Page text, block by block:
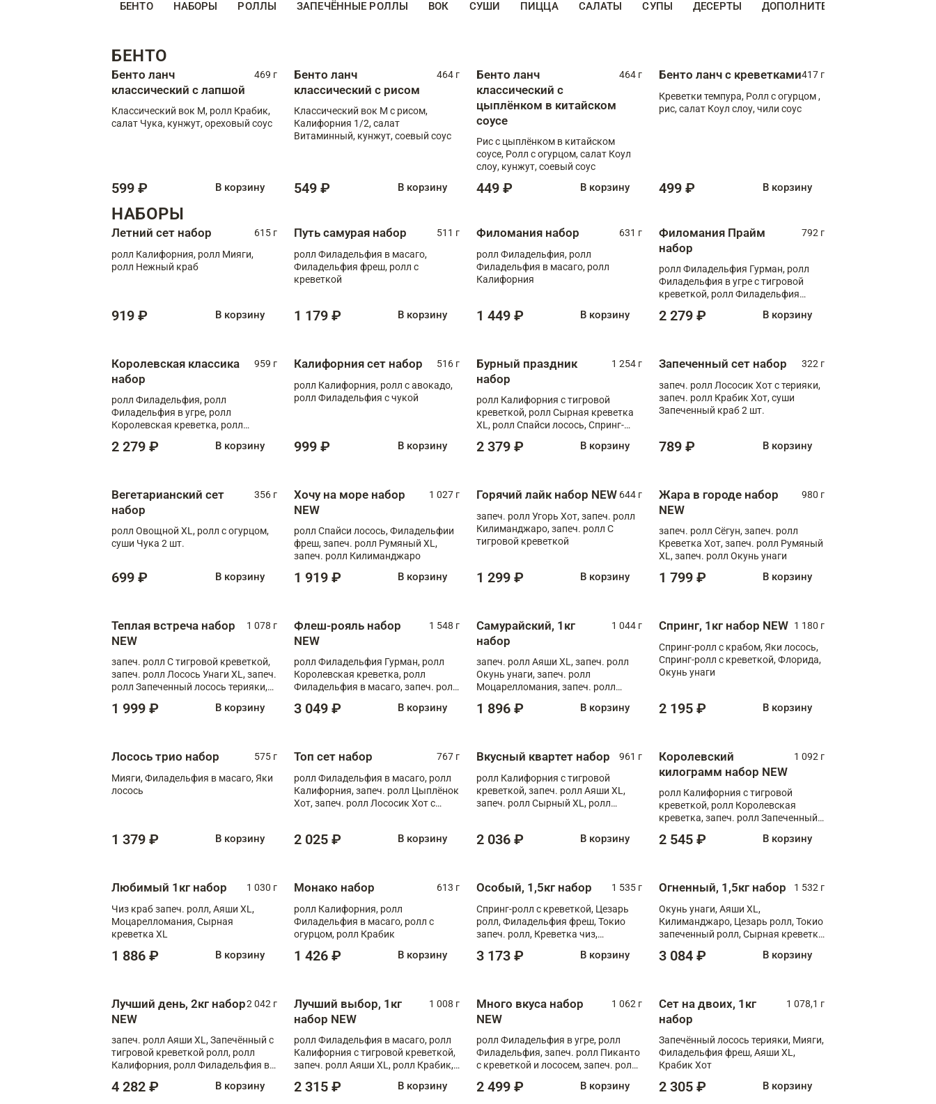
БЕНТО НАБОРЫ РОЛЛЫ ЗАПЕЧЁННЫЕ РОЛЛЫ ВОК СУШИ ПИЦЦА САЛАТЫ СУПЫ ДЕСЕРТЫ ДОПОЛНИТЕЛЬНО
БЕНТО
Бенто ланч
классический с лапшой
469 г
Классический вок М, ролл Крабик,
салат Чука, кунжут, ореховый соус
599 ₽ В корзину
Бенто ланч
классический с рисом
464 г
Классический вок М с рисом,
Калифорния 1/2, салат
Витаминный, кунжут, соевый соус
549 ₽ В корзину
Бенто ланч
классический с
цыплёнком в китайском
соусе
464 г
Рис с цыплёнком в китайском
соусе, Ролл с огурцом, салат Коул
слоу, кунжут, соевый соус
449 ₽ В корзину
Бенто ланч с креветками417 г
Креветки темпура, Ролл с огурцом ,
рис, салат Коул слоу, чили соус
499 ₽ В корзину
НАБОРЫ
Летний сет набор
615 г
ролл Калифорния, ролл Мияги,
ролл Нежный краб
919 ₽ В корзину
Путь самурая набор
511 г
ролл Филадельфия в масаго,
Филадельфия фреш, ролл с
креветкой
1 179 ₽ В корзину
Филомания набор
631 г
ролл Филадельфия, ролл
Филадельфия в масаго, ролл
Калифорния
1 449 ₽ В корзину
Филомания Прайм
набор
792 г
ролл Филадельфия Гурман, ролл
Филадельфия в угре с тигровой
креветкой, ролл Филадельфия
2 279 ₽ В корзину
Королевская классика
набор
959 г
ролл Филадельфия, ролл
Филадельфия в угре, ролл
Королевская креветка, ролл
2 279 ₽ В корзину
Калифорния сет набор
516 г
ролл Калифорния, ролл с авокадо,
ролл Филадельфия с чукой
999 ₽ В корзину
Бурный праздник
набор
1 254 г
ролл Калифорния с тигровой
креветкой, ролл Сырная креветка
XL, ролл Спайси лосось, Спринг-
Медовая креветка
2 379 ₽ В корзину
Запеченный сет набор
322 г
запеч. ролл Лососик Хот с терияки,
запеч. ролл Крабик Хот, суши
Запеченный краб 2 шт.
789 ₽ В корзину
Вегетарианский сет
набор
356 г
ролл Овощной XL, ролл с огурцом,
суши Чука 2 шт.
699 ₽ В корзину
Хочу на море набор
NEW
1 027 г
ролл Спайси лосось, Филадельфии
фреш, запеч. ролл Румяный XL,
запеч. ролл Килиманджаро
1 919 ₽ В корзину
Горячий лайк набор NEW 644 г
запеч. ролл Угорь Хот, запеч. ролл
Килиманджаро, запеч. ролл С
тигровой креветкой
1 299 ₽ В корзину
Жара в городе набор
NEW
980 г
запеч. ролл Сёгун, запеч. ролл
Креветка Хот, запеч. ролл Румяный
XL, запеч. ролл Окунь унаги
1 799 ₽ В корзину
Теплая встреча набор
NEW
1 078 г
запеч. ролл С тигровой креветкой,
запеч. ролл Лосось Унаги XL, запеч.
ролл Запеченный лосось терияки,
1 999 ₽ В корзину
Флеш-рояль набор
NEW
1 548 г
ролл Филадельфия Гурман, ролл
Королевская креветка, ролл
Филадельфия в масаго, запеч. ролл
Тигровая креветка с моцареллой,
3 049 ₽ В корзину
Самурайский, 1кг
набор
1 044 г
запеч. ролл Аяши XL, запеч. ролл
Окунь унаги, запеч. ролл
Моцарелломания, запеч. ролл
1 896 ₽ В корзину
Спринг, 1кг набор NEW 1 180 г
Спринг-ролл с крабом, Яки лосось,
Спринг-ролл с креветкой, Флорида,
Окунь унаги
2 195 ₽ В корзину
Лосось трио набор
575 г
Мияги, Филадельфия в масаго, Яки
лосось
1 379 ₽ В корзину
Топ сет набор
767 г
ролл Филадельфия в масаго, ролл
Калифорния, запеч. ролл Цыплёнок
Хот, запеч. ролл Лососик Хот с
2 025 ₽ В корзину
Вкусный квартет набор
961 г
ролл Калифорния с тигровой
креветкой, запеч. ролл Аяши XL,
запеч. ролл Сырный XL, ролл
2 036 ₽ В корзину
Королевский
килограмм набор NEW
1 092 г
ролл Калифорния с тигровой
креветкой, ролл Королевская
креветка, запеч. ролл Запеченный
XL, запеч. ролл Крабик Хот
2 545 ₽ В корзину
Любимый 1кг набор
1 030 г
Чиз краб запеч. ролл, Аяши XL,
Моцарелломания, Сырная
креветка XL
1 886 ₽ В корзину
Монако набор
613 г
ролл Калифорния, ролл
Филадельфия в масаго, ролл с
огурцом, ролл Крабик
1 426 ₽ В корзину
Особый, 1,5кг набор
1 535 г
Спринг-ролл с креветкой, Цезарь
ролл, Филадельфия фреш, Токио
запеч. ролл, Креветка чиз,
Флорида
3 173 ₽ В корзину
Огненный, 1,5кг набор
1 532 г
Окунь унаги, Аяши XL,
Килиманджаро, Цезарь ролл, Токио
запеченный ролл, Сырная креветка
3 084 ₽ В корзину
Лучший день, 2кг набор
NEW
2 042 г
запеч. ролл Аяши XL, Запечённый с
тигровой креветкой ролл, ролл
Калифорния, ролл Филадельфия в
запеч. ролл Моцарелломания, ролл
4 282 ₽ В корзину
Лучший выбор, 1кг
набор NEW
1 008 г
ролл Филадельфия в масаго, ролл
Калифорния с тигровой креветкой,
запеч. ролл Аяши XL, ролл Крабик,
2 315 ₽ В корзину
Много вкуса набор
NEW
1 062 г
ролл Филадельфия в угре, ролл
Филадельфия, запеч. ролл Пиканто
с креветкой и лососем, запеч. ролл
2 499 ₽ В корзину
Сет на двоих, 1кг
набор
1 078,1 г
Запечённый лосось терияки, Мияги,
Филадельфия фреш, Аяши XL,
Крабик Хот
2 305 ₽ В корзину